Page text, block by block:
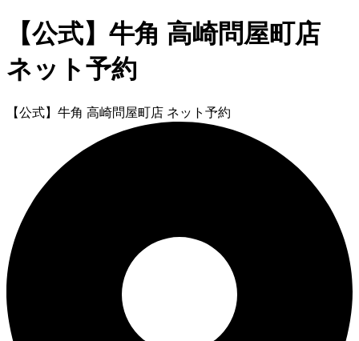
【公式】牛角 高崎問屋町店
ネット予約
【公式】牛角 高崎問屋町店 ネット予約